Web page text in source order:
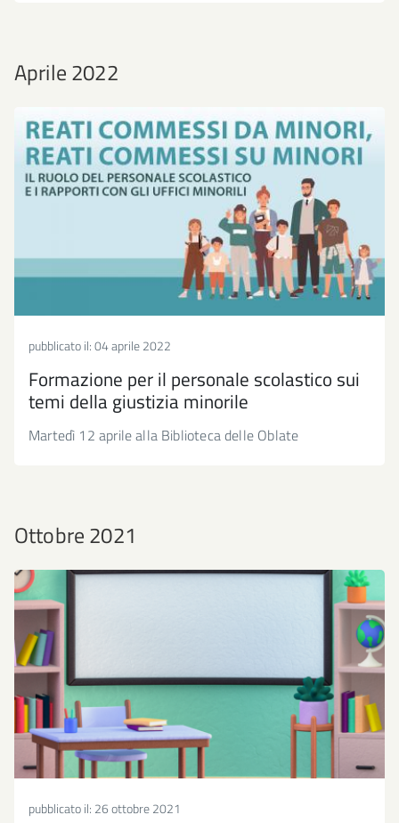
Aprile 2022
pubblicato il:04 aprile 2022
Formazione per il personale scolastico sui
temi della giustizia minorile
Martedì 12 aprile alla Biblioteca delle Oblate
Ottobre 2021
pubblicato il: 26 ottobre 2021